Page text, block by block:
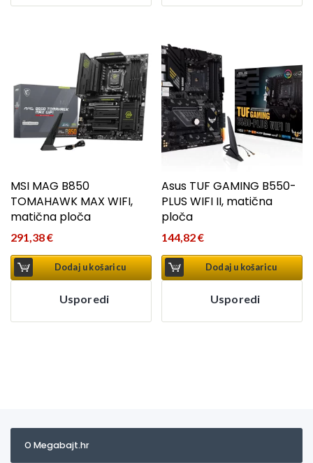
MSI MAG B850
TOMAHAWK MAX WIFI,
matična ploča
291,38€
Dodaj u košaricu
Usporedi
Asus TUF GAMING B550-
PLUS WIFI II, matična
ploča
144,82€
Dodaj u košaricu
Usporedi
O Megabajt.hr